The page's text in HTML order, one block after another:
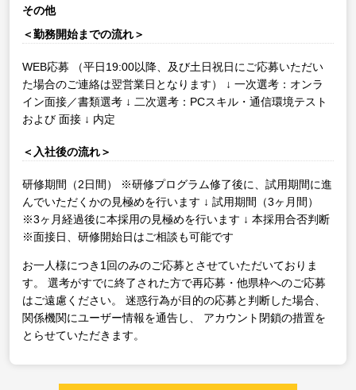
その他
＜勤務開始までの流れ＞
WEB応募 （平日19:00以降、及び土日祝日にご応募いただい
た場合のご連絡は翌営業日となります）
↓ 一次選考：オンラ
イン面接／書類選考 ↓ 二次選考：PCスキル・通信環境テスト
および 面接 ↓ 内定
＜入社後の流れ＞
研修期間（2日間）
※研修プログラム修了後に、試用期間に進
んでいただくかの見極めを行います ↓ 試用期間（3ヶ月間）
※3ヶ月経過後に本採用の見極めを行います ↓ 本採用合否判断
※面接日、研修開始日はご相談も可能です
お一人様につき1回のみのご応募とさせていただいておりま
す。
選考がすでに終了された方で再応募・他県枠へのご応募
はご遠慮ください。
迷惑行為が目的の応募と判断した場合、
関係機関にユーザー情報を通告し、
アカウント閉鎖の措置を
とらせていただきます。